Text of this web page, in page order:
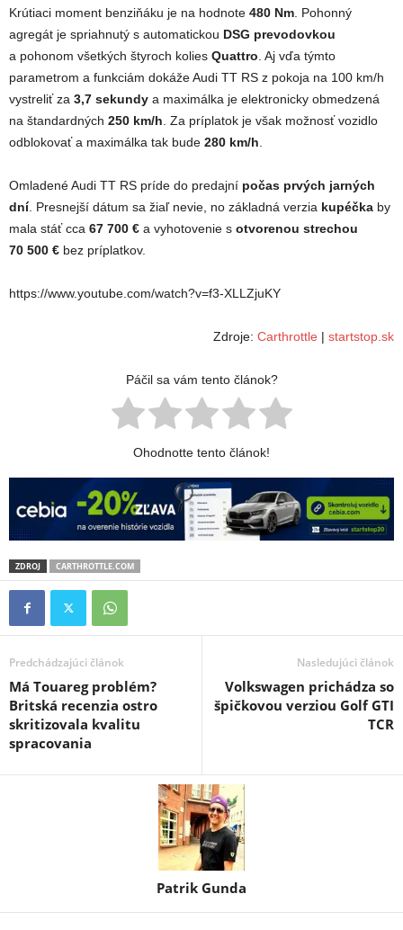
Krútiaci moment benziňáku je na hodnote 480 Nm. Pohonný
agregát je spriahnutý s automatickou DSG prevodovkou
a pohonom všetkých štyroch kolies Quattro. Aj vďa týmto
parametrom a funkciám dokáže Audi TT RS z pokoja na 100 km/h
vystreliť za 3,7 sekundy a maximálka je elektronicky obmedzená
na štandardných 250 km/h. Za príplatok je však možnosť vozidlo
odblokovať a maximálka tak bude 280 km/h.
Omladené Audi TT RS príde do predajní počas prvých jarných
dní. Presnejší dátum sa žiaľ nevie, no základná verzia kupéčka by
mala stáť cca 67 700 € a vyhotovenie s otvorenou strechou
70 500 € bez príplatkov.
https://www.youtube.com/watch?v=f3-XLLZjuKY
Zdroje: Carthrottle | startstop.sk
Páčil sa vám tento článok?
Ohodnotte tento článok!
ZDROJ CARTHROTTLE.COM
Predchádzajúci článok
Má Touareg problém?
Britská recenzia ostro
skritizovala kvalitu
spracovania
Nasledujúci článok
Volkswagen prichádza so
špičkovou verziou Golf GTI
TCR
Patrik Gunda